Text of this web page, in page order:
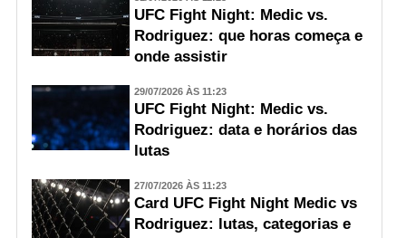
UFC Fight Night: Medic vs.
Rodriguez: que horas começa e
onde assistir
29/07/2026 ÀS 11:23
UFC Fight Night: Medic vs.
Rodriguez: data e horários das
lutas
27/07/2026 ÀS 11:23
Card UFC Fight Night Medic vs
Rodriguez: lutas, categorias e